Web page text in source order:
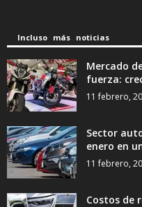
Incluso más noticias
Mercado
fuerza:
11 febrero,
Sector
enero en
11 febrero,
Costos de